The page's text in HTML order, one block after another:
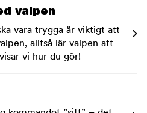
valpen
vara trygga är viktigt att
alltså lär valpen att
vi hur du gör!